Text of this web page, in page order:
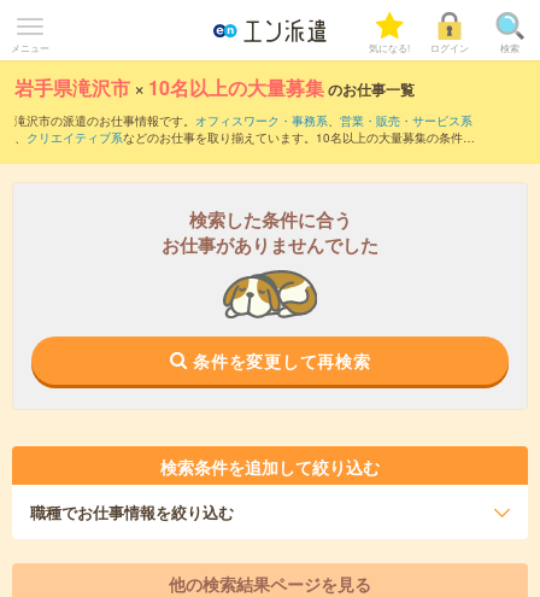
メニュー 気になる! ログイン 検索
岩手県滝沢市 × 10名以上の大量募集のお仕事一覧
滝沢市の派遣のお仕事情報です。 オフィスワーク・事務系、 営業・販売・サービス系
、 クリエイティブ系などのお仕事を取り揃えています。10名以上の大量募集の条件の
検索した条件に合う
お仕事がありませんでした
条件を変更して再検索
検索条件を追加して絞り込む
職種でお仕事情報を絞り込む
他の検索結果ページを見る